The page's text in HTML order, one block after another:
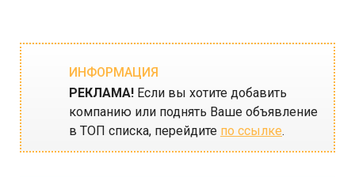
ИНФОРМАЦИЯ
РЕКЛАМА! Если вы хотите добавить
компанию или поднять Ваше объявление
в ТОП списка, перейдите по ссылке.